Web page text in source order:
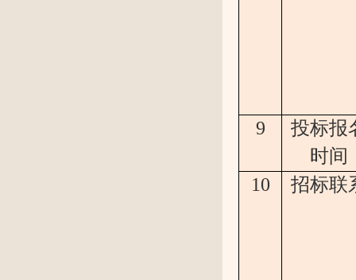
9
投标报
时间
10
招标联